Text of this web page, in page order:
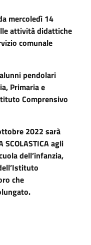
mercoledì 14
attività didattiche
comunale
pendolari
Primaria e
Comprensivo
2022 sarà
agli
dell’infanzia,
che